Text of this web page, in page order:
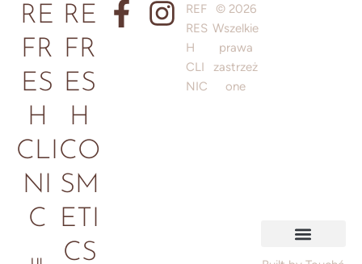
RE
FR
ES
H
CLI
NI
C
RE
FR
ES
H
CO
SM
ETI
CS
REF
RES
H
CLI
NIC
© 2026
Wszelkie
prawa
zastrzeż
one